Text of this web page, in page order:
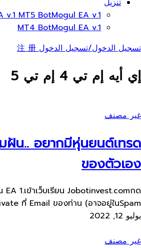
تنزيل
v.1 MT5 BotMogul EA v.1
MT4 BotMogul EA v.1
تسجيل الدخول/تسجيل الدخول 注 册
إي أيه إم تي 4 إم تي 5
غير مصنف
น.. อยากมีหุ่นยนต์​เทรด
ของตัวเอง
EA 1.เข้าเว็บ​เรียน Jobotinvest.comกด
ที่ Email ของท่าน​ (อาจอยู่ใน​Spam,...
يوليو 12, 2022
غير مصنف